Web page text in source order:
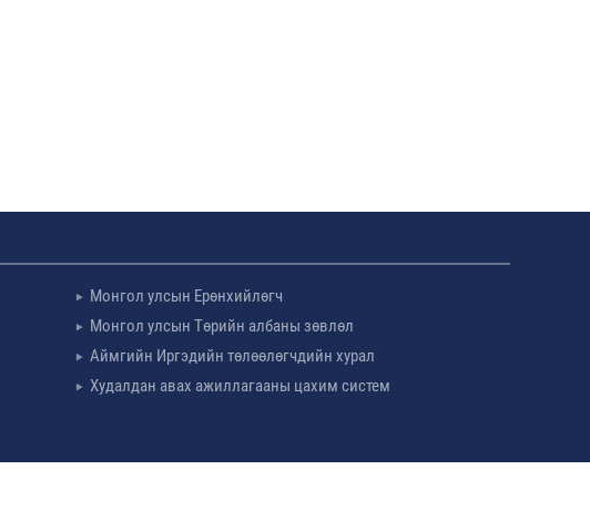
Монгол улсын Ерөнхийлөгч
Монгол улсын Төрийн албаны зөвлөл
Аймгийн Иргэдийн төлөөлөгчдийн хурал
Худалдан авах ажиллагааны цахим систем